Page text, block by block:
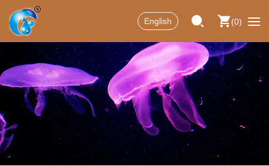
0
English